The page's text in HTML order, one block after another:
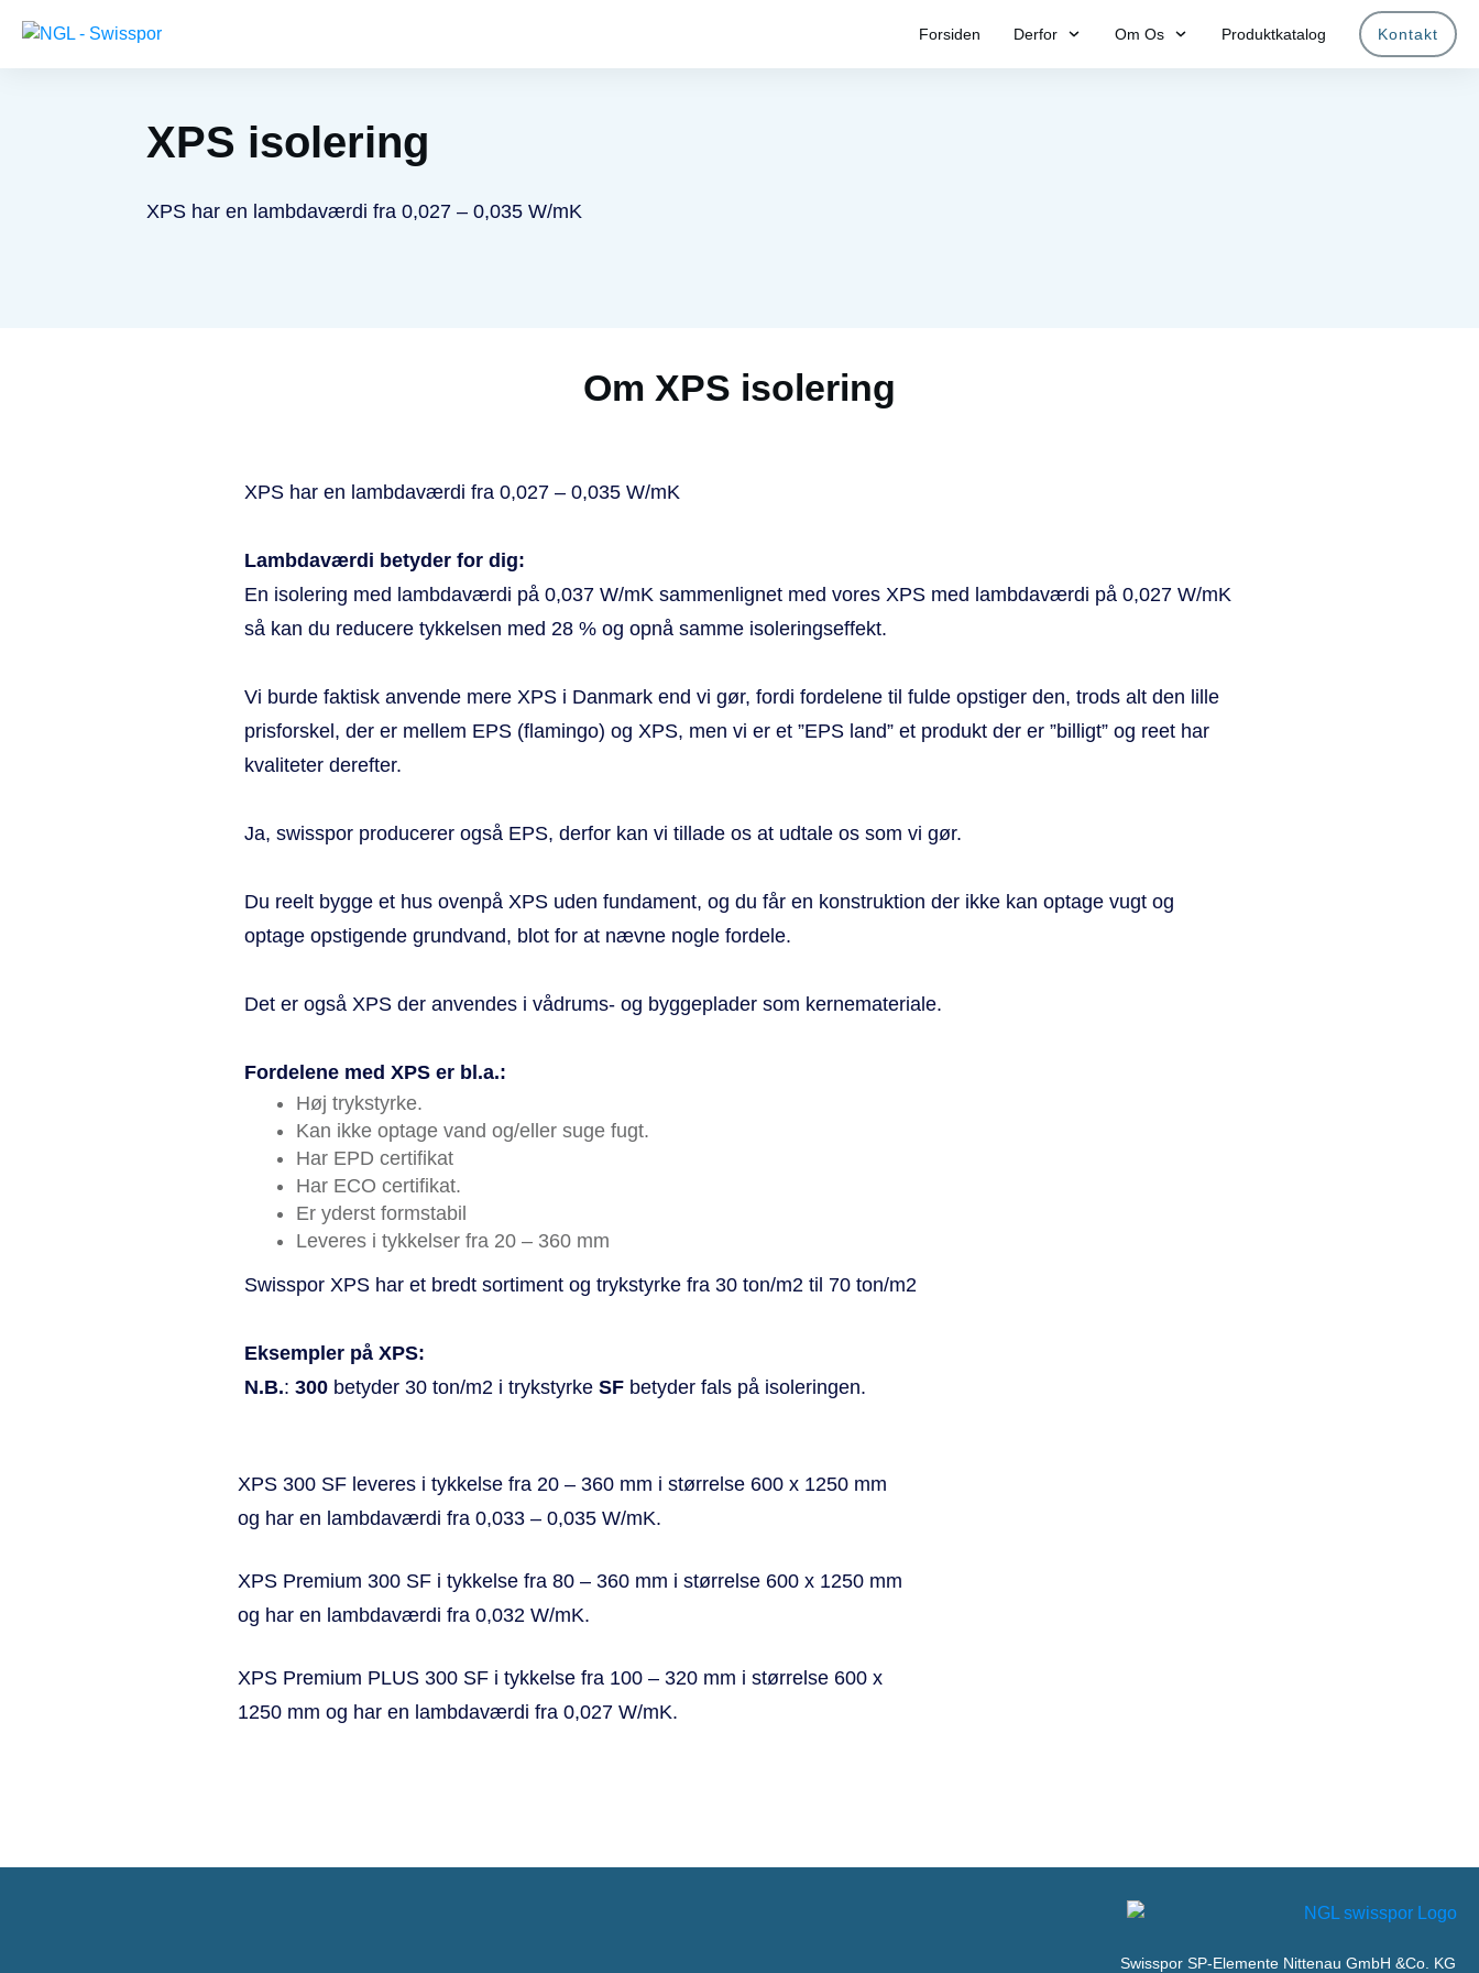
Forsiden Derfor Om Os Produktkatalog Kontakt
XPS isolering
XPS har en lambdaværdi fra 0,027 – 0,035 W/mK
Om XPS isolering
XPS har en lambdaværdi fra 0,027 – 0,035 W/mK
Lambdaværdi betyder for dig:
En isolering med lambdaværdi på 0,037 W/mK sammenlignet med vores XPS med lambdaværdi på 0,027 W/mK
så kan du reducere tykkelsen med 28 % og opnå samme isoleringseffekt.
Vi burde faktisk anvende mere XPS i Danmark end vi gør, fordi fordelene til fulde opstiger den, trods alt den lille
prisforskel, der er mellem EPS (flamingo) og XPS, men vi er et ”EPS land” et produkt der er ”billigt” og reet har
kvaliteter derefter.
Ja, swisspor producerer også EPS, derfor kan vi tillade os at udtale os som vi gør.
Du reelt bygge et hus ovenpå XPS uden fundament, og du får en konstruktion der ikke kan optage vugt og
optage opstigende grundvand, blot for at nævne nogle fordele.
Det er også XPS der anvendes i vådrums- og byggeplader som kernemateriale.
Fordelene med XPS er bl.a.:
Høj trykstyrke.
Kan ikke optage vand og/eller suge fugt.
Har EPD certifikat
Har ECO certifikat.
Er yderst formstabil
Leveres i tykkelser fra 20 – 360 mm
Swisspor XPS har et bredt sortiment og trykstyrke fra 30 ton/m2 til 70 ton/m2
Eksempler på XPS:
N.B.: 300 betyder 30 ton/m2 i trykstyrke SF betyder fals på isoleringen.
XPS 300 SF leveres i tykkelse fra 20 – 360 mm i størrelse 600 x 1250 mm
og har en lambdaværdi fra 0,033 – 0,035 W/mK.
XPS Premium 300 SF i tykkelse fra 80 – 360 mm i størrelse 600 x 1250 mm
og har en lambdaværdi fra 0,032 W/mK.
XPS Premium PLUS 300 SF i tykkelse fra 100 – 320 mm i størrelse 600 x
1250 mm og har en lambdaværdi fra 0,027 W/mK.
Swisspor SP-Elemente Nittenau GmbH &Co. KG